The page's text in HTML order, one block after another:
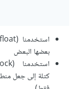
بعضها البعض